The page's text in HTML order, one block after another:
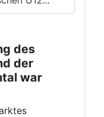
des
der
war